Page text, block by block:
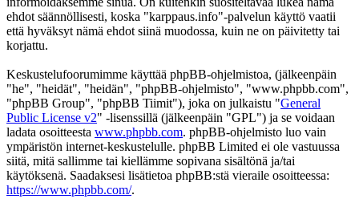
ehdot säännöllisesti, koska "karppaus.info"-palvelun käyttö vaatii
että hyväksyt nämä ehdot siinä muodossa, kuin ne on päivitetty tai
korjattu.
Keskustelufoorumimme käyttää phpBB-ohjelmistoa, (jälkeenpäin
"he", "heidät", "heidän", "phpBB-ohjelmisto", "www.phpbb.com",
"phpBB Group", "phpBB Tiimit"), joka on julkaistu "General
Public License v2" -lisenssillä (jälkeenpäin "GPL") ja se voidaan
ladata osoitteesta www.phpbb.com. phpBB-ohjelmisto luo vain
ympäristön internet-keskustelulle. phpBB Limited ei ole vastuussa
siitä, mitä sallimme tai kiellämme sopivana sisältönä ja/tai
käytöksenä. Saadaksesi lisätietoa phpBB:stä vieraile osoitteessa:
https://www.phpbb.com/.